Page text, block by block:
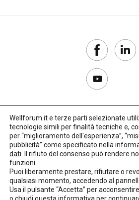
Copyright
Privacy Policy
Credits: LO Studio
Wellforum.it e terze parti selezionate
tecnologie simili per finalità tecniche e,
per “miglioramento dell'esperienza”,
pubblicità” come specificato nella
dati . Il rifiuto del consenso può rendere
funzioni.
Puoi liberamente prestare, rifiutare o
qualsiasi momento, accedendo al
Usa il pulsante “Accetta” per